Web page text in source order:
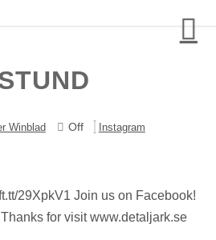
Winblad Off Instagram
29XpkV1 Join us on Facebook!
for visit www.detaljark.se